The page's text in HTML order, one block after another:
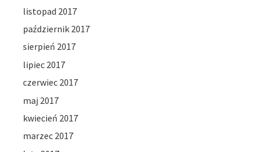
listopad 2017
październik 2017
sierpień 2017
lipiec 2017
czerwiec 2017
maj 2017
kwiecień 2017
marzec 2017